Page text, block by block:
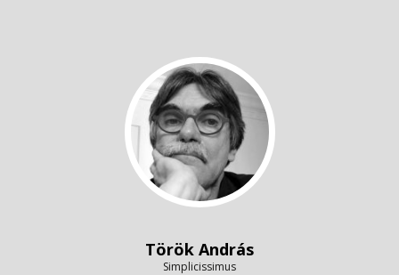
Török András
Simplicissimus